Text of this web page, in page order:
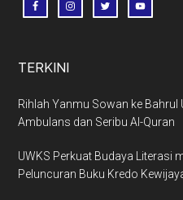
TERKINI
Rihlah Yanmu Sowan ke
Ambulans dan Seribu Al-Quran
UWKS Perkuat Budaya Literasi
Peluncuran Buku Kredo